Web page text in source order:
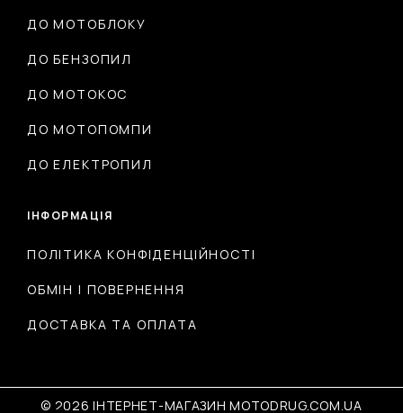
ДО МОТОБЛОКУ
ДО БЕНЗОПИЛ
ДО МОТОКОС
ДО МОТОПОМПИ
ДО ЕЛЕКТРОПИЛ
ІНФОРМАЦІЯ
ПОЛІТИКА КОНФІДЕНЦІЙНОСТІ
ОБМІН І ПОВЕРНЕННЯ
ДОСТАВКА ТА ОПЛАТА
© 2026 ІНТЕРНЕТ-МАГАЗИН MOTODRUG.COM.UA